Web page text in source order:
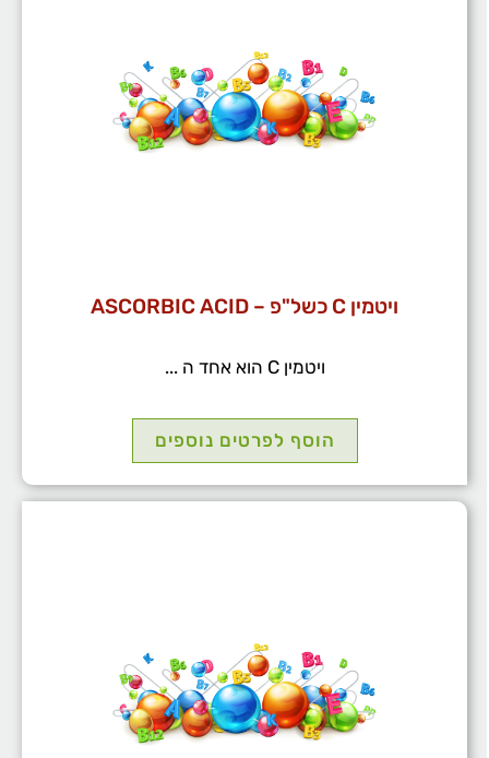
ויטמין C כשל"פ – ASCORBIC ACID
ויטמין C הוא אחד ה ...
הוסף לפרטים נוספים